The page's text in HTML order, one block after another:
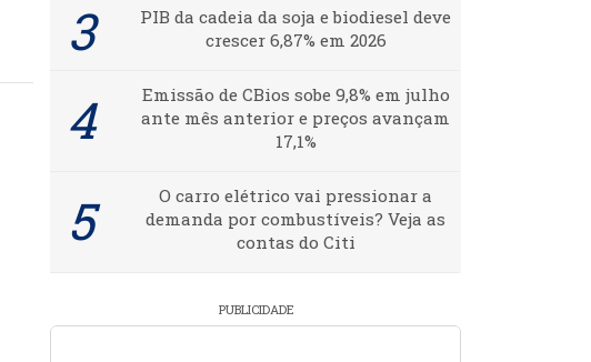
PIB da cadeia da soja e biodiesel deve
crescer 6,87% em 2026
Emissão de CBios sobe 9,8% em julho
ante mês anterior e preços avançam
17,1%
O carro elétrico vai pressionar a
demanda por combustíveis? Veja as
contas do Citi
PUBLICIDADE